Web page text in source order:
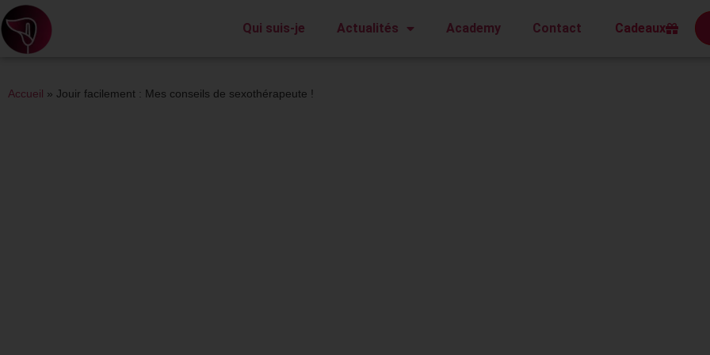
Qui suis-je Actualités Academy Contact Cadeaux
Accueil » Jouir facilement : Mes conseils de sexothérapeute !